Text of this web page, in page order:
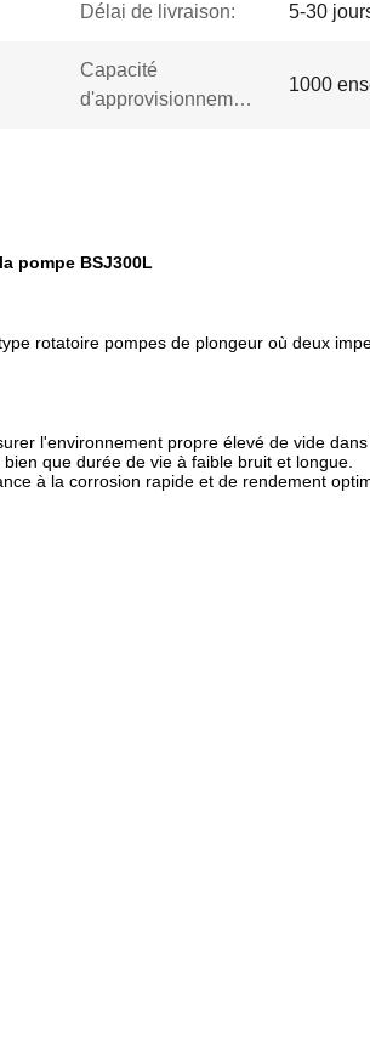
Délai de livraison: 5-30
Capacité
d'approvisionnement:
1000
pompe BSJ300L
rotatoire pompes de plongeur où deux
l'environnement propre élevé de vide
que durée de vie à faible bruit et longue.
à la corrosion rapide et de rendement